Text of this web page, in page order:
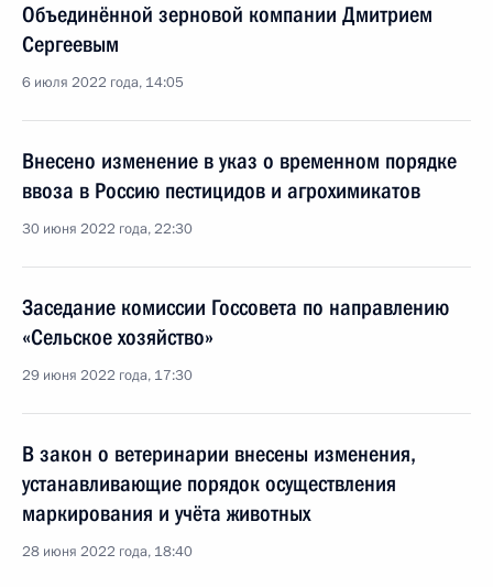
Объединённой зерновой компании Дмитрием
Сергеевым
6 июля 2022 года, 14:05
Внесено изменение в указ о временном порядке
ввоза в Россию пестицидов и агрохимикатов
30 июня 2022 года, 22:30
Заседание комиссии Госсовета по направлению
«Сельское хозяйство»
29 июня 2022 года, 17:30
В закон о ветеринарии внесены изменения,
устанавливающие порядок осуществления
маркирования и учёта животных
28 июня 2022 года, 18:40